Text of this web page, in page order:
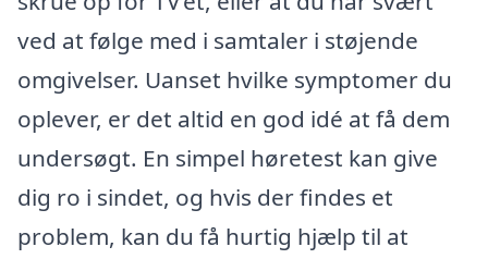
ved at følge med i samtaler i støjende
omgivelser. Uanset hvilke symptomer du
oplever, er det altid en god idé at få dem
undersøgt. En simpel høretest kan give
dig ro i sindet, og hvis der findes et
problem, kan du få hurtig hjælp til at